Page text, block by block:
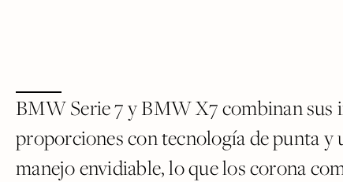
BMW Serie 7 y BMW X7 combinan sus
proporciones con tecnología de punta y
manejo envidiable, lo que los corona